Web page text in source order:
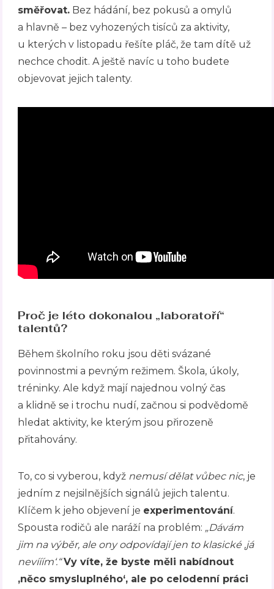
směřovat. Bez hádání, bez pokusů a omylů
a hlavně – bez vyhozených tisíců za aktivity,
u kterých v listopadu řešíte pláč, že tam dítě už
nechce chodit. A ještě navíc u toho budete
objevovat jejich talenty.
Proč je léto dokonalou „laboratoří“
talentů?
Během školního roku jsou děti svázané
povinnostmi a pevným režimem. Škola, úkoly,
tréninky. Ale když mají najednou volný čas
a klidně se i trochu nudí, začnou si podvědomě
hledat aktivity, ke kterým jsou přirozeně
přitahovány.
To, co si vyberou, když nemusí dělat vůbec nic, je
jedním z nejsilnějších signálů jejich talentu.
Klíčem k jeho objevení je experimentování.
Spousta rodičů ale naráží na problém: „Dávám
jim na výběr, ale ony odpovídají jen to klasické ‚já
nevííím‘.“Vy víte, že byste měli nabídnout
‚něco smysluplného‘, ale po celodenní práci